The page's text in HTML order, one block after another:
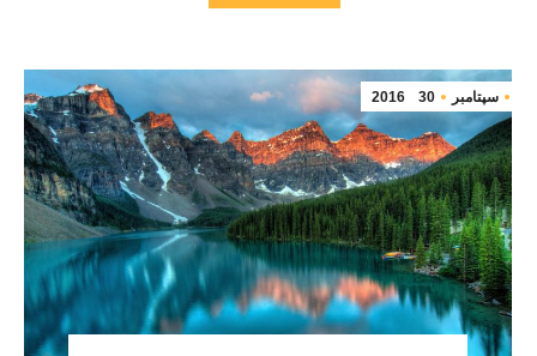
سپتامبر 30
2016